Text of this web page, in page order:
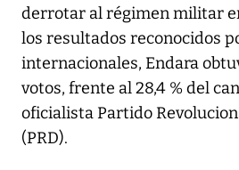
derrotar al régimen militar
los resultados reconocidos
internacionales, Endara
votos, frente al 28,4 % del
oficialista Partido
(PRD).